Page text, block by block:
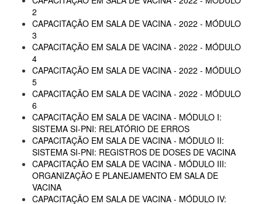
2
CAPACITAÇÃO EM SALA DE VACINA - 2022 - MÓDULO
3
CAPACITAÇÃO EM SALA DE VACINA - 2022 - MÓDULO
4
CAPACITAÇÃO EM SALA DE VACINA - 2022 - MÓDULO
5
CAPACITAÇÃO EM SALA DE VACINA - 2022 - MÓDULO
6
CAPACITAÇÃO EM SALA DE VACINA - MÓDULO I:
SISTEMA SI-PNI: RELATÓRIO DE ERROS
CAPACITAÇÃO EM SALA DE VACINA - MÓDULO II:
SISTEMA SI-PNI: REGISTROS DE DOSES DE VACINA
CAPACITAÇÃO EM SALA DE VACINA - MÓDULO III:
ORGANIZAÇÃO E PLANEJAMENTO EM SALA DE
VACINA
CAPACITAÇÃO EM SALA DE VACINA - MÓDULO IV: